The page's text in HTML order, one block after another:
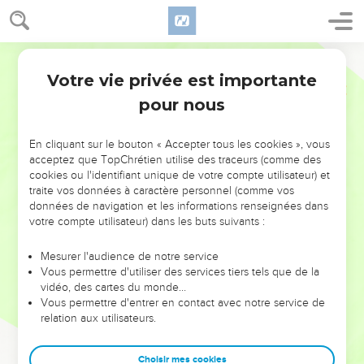
NE MANQUEZ PAS L’ÉVÉNEMENT
DE L’ANNÉE !
ET SI LEURS ERREURS POUVAIENT VOUS ÉVITER LES
VOTRES ?
leur foi ou leur vision. Mais on voit moins les doutes, les erreurs
et les saisons difficiles qu'ils ont traversés, alors même que ce
sont elles qui les ont façonnés.
Dans cette conférence, leaders, entrepreneurs, et responsables
clés pour avancer avec plus de sagesse afin que leurs erreurs
Votre vie privée est importante
pour nous
En cliquant sur le bouton « Accepter tous les cookies », vous
acceptez que TopChrétien utilise des traceurs (comme des
cookies ou l'identifiant unique de votre compte utilisateur) et
traite vos données à caractère personnel (comme vos
données de navigation et les informations renseignées dans
votre compte utilisateur) dans les buts suivants :
Mesurer l'audience de notre service
Vous permettre d'utiliser des services tiers tels que de la
vidéo, des cartes du monde…
Vous permettre d'entrer en contact avec notre service de
relation aux utilisateurs.
Choisir mes cookies